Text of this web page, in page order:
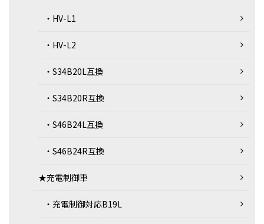
・HV-L1
・HV-L2
・S34B20L互換
・S34B20R互換
・S46B24L互換
・S46B24R互換
★充電制御車
・充電制御対応B19L